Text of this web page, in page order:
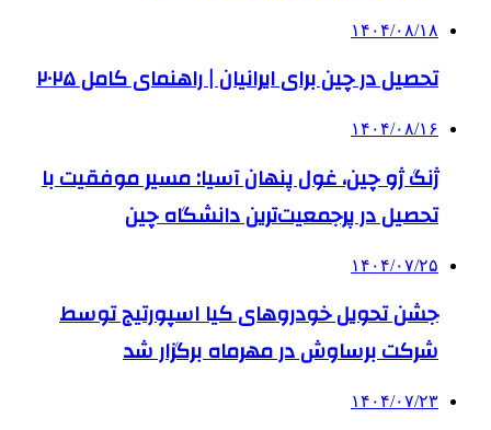
۱۴۰۴/۰۸/۱۸
تحصیل در چین برای ایرانیان | راهنمای کامل ۲۰۲۵
۱۴۰۴/۰۸/۱۶
ژنگ ژو چین، غول پنهان آسیا: مسیر موفقیت با
تحصیل در پرجمعیت‌ترین دانشگاه چین
۱۴۰۴/۰۷/۲۵
جشن تحویل خودروهای کیا اسپورتیج توسط
شرکت برساوش در مهرماه برگزار شد
۱۴۰۴/۰۷/۲۳